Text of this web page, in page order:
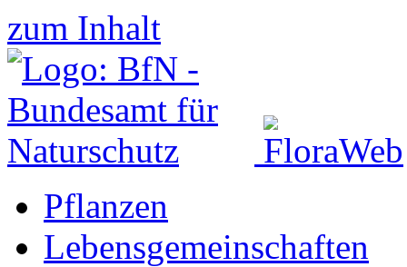
zum Inhalt
Pflanzen
Lebensgemeinschaften